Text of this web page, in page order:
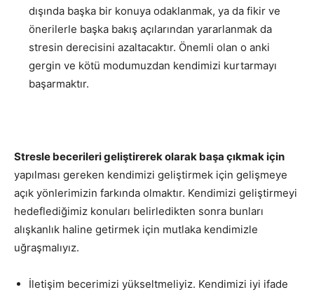
dışında başka bir konuya odaklanmak, ya da fikir ve
önerilerle başka bakış açılarından yararlanmak da
stresin derecisini azaltacaktır. Önemli olan o anki
gergin ve kötü modumuzdan kendimizi kurtarmayı
başarmaktır.
Stresle becerileri geliştirerek olarak başa çıkmak için
yapılması gereken kendimizi geliştirmek için gelişmeye
açık yönlerimizin farkında olmaktır. Kendimizi geliştirmeyi
hedeflediğimiz konuları belirledikten sonra bunları
alışkanlık haline getirmek için mutlaka kendimizle
uğraşmalıyız.
İletişim becerimizi yükseltmeliyiz. Kendimizi iyi ifade